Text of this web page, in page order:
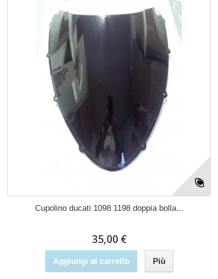
Cupolino ducati 1098 1198 doppia bolla...
35,00 €
Aggiungi al carrello Più